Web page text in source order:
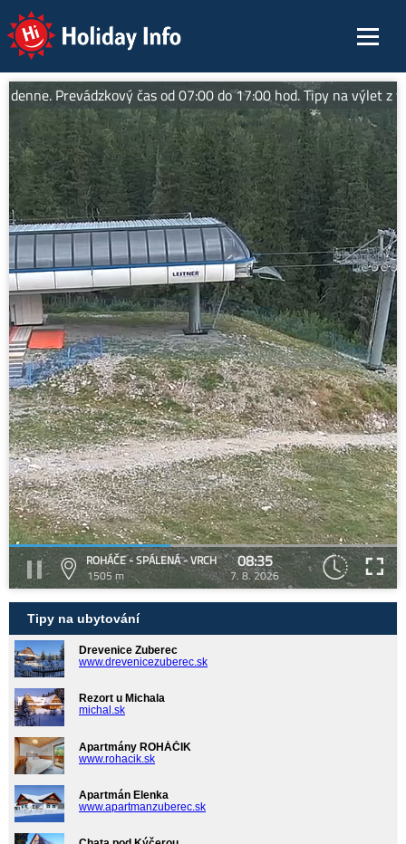
Holiday Info
Prevádzkový čas od 07:00 do 17:00 hod. Tipy na výlet z
ROHÁČE - SPÁLENÁ - VRCH
1505 m
08:35
7. 8. 2026
Tipy na ubytování
Drevenice Zuberec
www.drevenicezuberec.sk
Rezort u Michala
michal.sk
Apartmány ROHÁČIK
www.rohacik.sk
Apartmán Elenka
www.apartmanzuberec.sk